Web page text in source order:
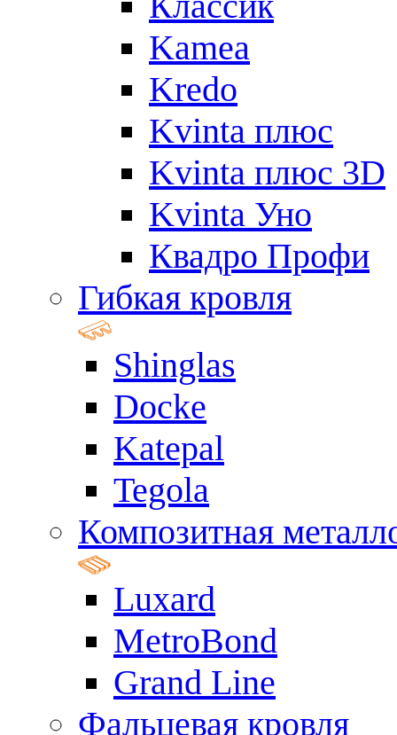
Kamea
Kredo
Kvinta плюс
Kvinta плюс 3D
Kvinta Уно
Квадро Профи
Гибкая кровля
Shinglas
Docke
Katepal
Tegola
Композитная
Luxard
MetroBond
Grand Line
Фальцевая кровля